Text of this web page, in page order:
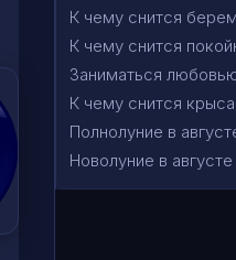
К чему снится
К чему снится
Заниматься
К чему снится
Полнолуние в
Новолуние в